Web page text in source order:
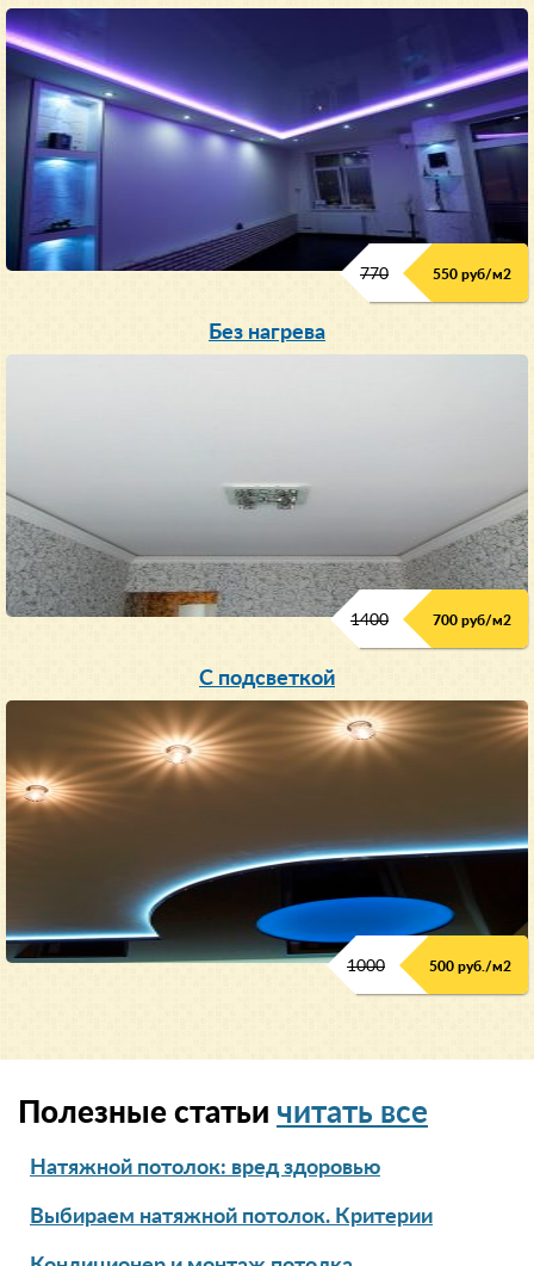
770 550 руб/м2
Без нагрева
1400 700 руб/м2
С подсветкой
1000 500 руб./м2
Полезные статьи читать все
Натяжной потолок: вред здоровью
Выбираем натяжной потолок. Критерии